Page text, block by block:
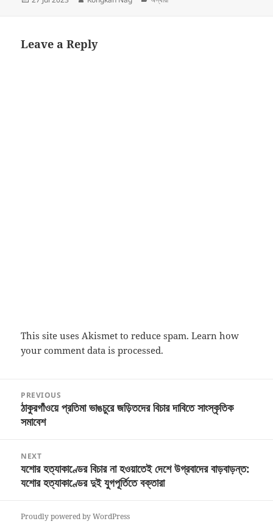
Leave a Reply
This site uses Akismet to reduce spam.Learn how
your comment data is processed.
navigation
PREVIOUS
Previous
post:
ঠাকুরগাঁওয়ে প্রতিমা ভাঙচুরে জড়িতদের বিচার দাবিতে সাংস্কৃতিক
সমাবেশ
NEXT
Next
post:
যশোর হত্যাকাণ্ডের বিচার না হওয়াতেই দেশে উগ্রবাদের বাড়বাড়ন্ত:
যশোর হত্যাকাণ্ডের দুই যুগপূর্তিতে বক্তারা
Proudly powered by WordPress